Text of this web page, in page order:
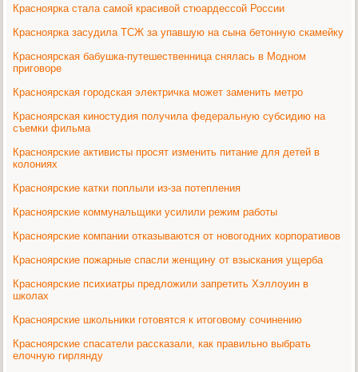
Красноярка стала самой красивой стюардессой России
Красноярка засудила ТСЖ за упавшую на сына бетонную скамейку
Красноярская бабушка-путешественница снялась в Модном
приговоре
Красноярская городская электричка может заменить метро
Красноярская киностудия получила федеральную субсидию на
съемки фильма
Красноярские активисты просят изменить питание для детей в
колониях
Красноярские катки поплыли из-за потепления
Красноярские коммунальщики усилили режим работы
Красноярские компании отказываются от новогодних корпоративов
Красноярские пожарные спасли женщину от взыскания ущерба
Красноярские психиатры предложили запретить Хэллоуин в
школах
Красноярские школьники готовятся к итоговому сочинению
Красноярские спасатели рассказали, как правильно выбрать
елочную гирлянду